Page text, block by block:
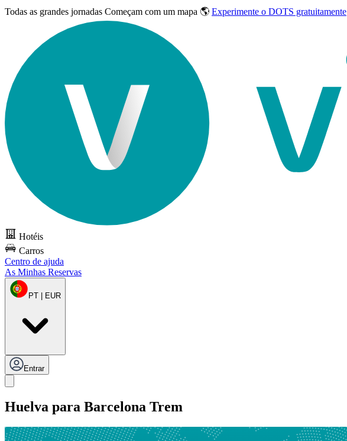
Todas as grandes jornadas Começam com um mapa 🌎 Experimente o DOTS gratuitamente
Hotéis
Carros
Centro de ajuda
As Minhas Reservas
PT | EUR
Entrar
Huelva para Barcelona Trem